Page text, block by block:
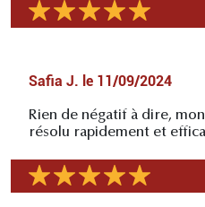
Safia J. le 11/09/2024
Rien de négatif à dire,
résolu rapidement et